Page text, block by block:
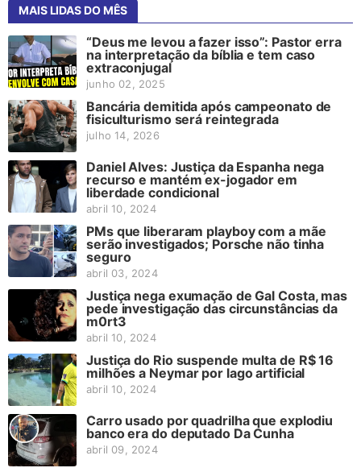
MAIS LIDAS DO MÊS
“Deus me levou a fazer isso”: Pastor erra
na interpretação da bíblia e tem caso
extraconjugal
junho 02, 2025
Bancária demitida após campeonato de
fisiculturismo será reintegrada
julho 14, 2026
Daniel Alves: Justiça da Espanha nega
recurso e mantém ex-jogador em
liberdade condicional
abril 10, 2024
PMs que liberaram playboy com a mãe
serão investigados; Porsche não tinha
seguro
abril 03, 2024
Justiça nega exumação de Gal Costa, mas
pede investigação das circunstâncias da
m0rt3
abril 10, 2024
Justiça do Rio suspende multa de R$ 16
milhões a Neymar por lago artificial
abril 10, 2024
Carro usado por quadrilha que explodiu
banco era do deputado Da Cunha
abril 09, 2024